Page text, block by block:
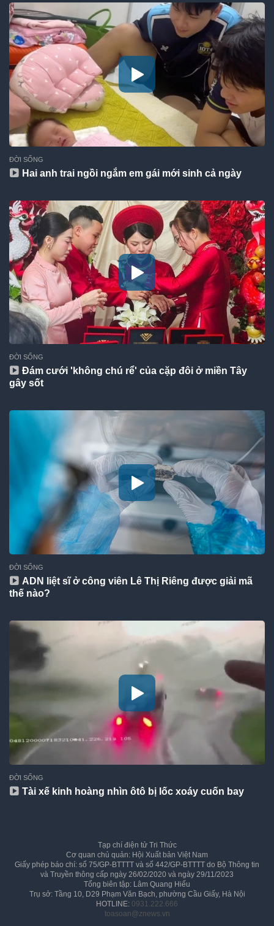
ĐỜI SỐNG
Hai anh trai ngồi ngắm em gái mới sinh cả ngày
ĐỜI SỐNG
Đám cưới 'không chú rể' của cặp đôi ở miền Tây
gây sốt
ĐỜI SỐNG
ADN liệt sĩ ở công viên Lê Thị Riêng được giải mã
thế nào?
ĐỜI SỐNG
Tài xế kinh hoàng nhìn ôtô bị lốc xoáy cuốn bay
Tạp chí điện tử Tri Thức
Cơ quan chủ quản: Hội Xuất bản Việt Nam
Giấy phép báo chí: số 75/GP-BTTTT và số 442/GP-BTTTT do Bộ Thông tin
và Truyền thông cấp ngày 26/02/2020 và ngày 29/11/2023
Tổng biên tập: Lâm Quang Hiếu
Trụ sở: Tầng 10, D29 Phạm Văn Bạch, phường Cầu Giấy, Hà Nội
HOTLINE: 0931.222.666
toasoan@znews.vn